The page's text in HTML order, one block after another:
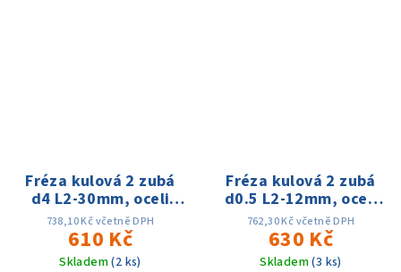
Fréza kulová 2 zubá
d4 L2-30mm, oceli
60HRC
738,10 Kč včetně DPH
610 Kč
Skladem(2 ks)
Fréza kulová 2 zubá
d0.5 L2-12mm, oceli
60HRC
762,30 Kč včetně DPH
630 Kč
Skladem(3 ks)